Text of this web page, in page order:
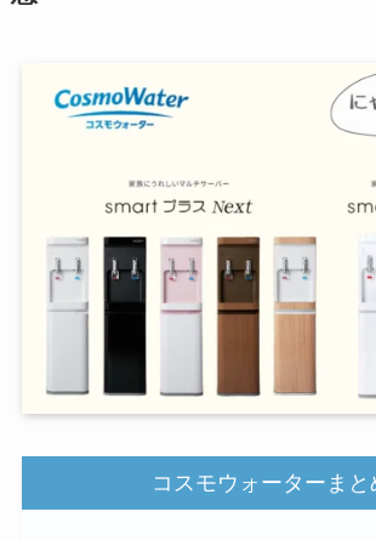
コスモウォーターまと